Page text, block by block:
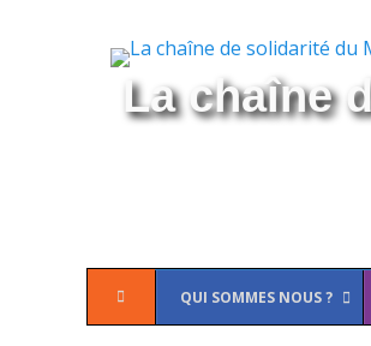
La chaîne
principal
QUI SOMMES NOUS ?